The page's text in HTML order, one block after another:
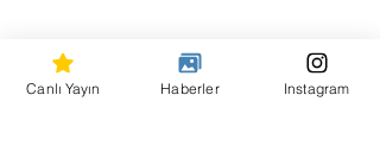
Canlı Yayın Haberler Instagram